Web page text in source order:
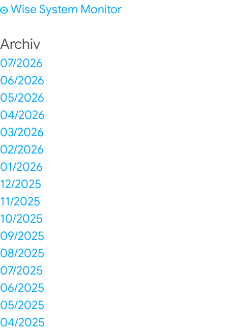
Wise System Monitor
Archiv
07/2026
06/2026
05/2026
04/2026
03/2026
02/2026
01/2026
12/2025
11/2025
10/2025
09/2025
08/2025
07/2025
06/2025
05/2025
04/2025